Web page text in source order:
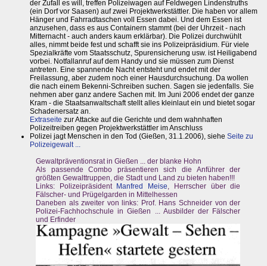
der Zufall es will, treffen Polizeiwagen auf Feldwegen Lindenstruths
(ein Dorf vor Saasen) auf zwei Projektwerkstättler. Die haben vor allem
Hänger und Fahrradtaschen voll Essen dabei. Und dem Essen ist
anzusehen, dass es aus Containern stammt (bei der Uhrzeit - nach
Mitternacht - auch anders kaum erklärbar). Die Polizei durchwühlt
alles, nimmt beide fest und schafft sie ins Polizeipräsidium. Für viele
Spezialkräfte vom Staatsschutz, Spurensicherung usw. ist Heiligabend
vorbei. Notfallanruf auf dem Handy und sie müssen zum Dienst
antreten. Eine spannende Nacht entsteht und endet mit der
Freilassung, aber zudem noch einer Hausdurchsuchung. Da wollen
die nach einem Bekenni-Schreiben suchen. Sagen sie jedenfalls. Sie
nehmen aber ganz andere Sachen mit. Im Juni 2006 endet der ganze
Kram - die Staatsanwaltschaft stellt alles kleinlaut ein und bietet sogar
Schadenersatz an.
Extraseite zur Attacke auf die Gerichte und dem wahnhaften
Polizeitreiben gegen Projektwerkstättler im Anschluss
Polizei jagt Menschen in den Tod (Gießen, 31.1.2006), siehe Seite zu
Polizeigewalt ...
Gewaltpräventionsrat in Gießen ... der blanke Hohn
Als passende Combo präsentieren sich die Anführer der
größten Gewalttruppen, die Stadt und Land zu bieten haben!!!
Links: Polizeipräsident Manfred Meise, Herrscher über die
Fälscher- und Prügelgarden in Mittelhessen
Daneben als zweiter von links: Prof. Hans Schneider von der
Polizei-Fachhochschule in Gießen ... Ausbilder der Fälscher
und Erfinder